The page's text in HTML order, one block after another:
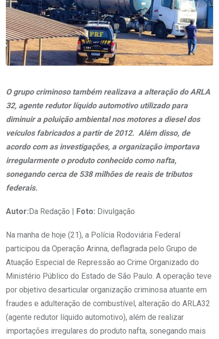
O grupo criminoso também realizava a alteração do ARLA
32, agente redutor líquido automotivo utilizado para
diminuir a poluição ambiental nos motores a diesel dos
veículos fabricados a partir de 2012. Além disso, de
acordo com as investigações, a organização importava
irregularmente o produto conhecido como nafta,
sonegando cerca de 538 milhões de reais de tributos
federais.
Autor:Da Redação | Foto: Divulgação
Na manha de hoje (21), a Polícia Rodoviária Federal
participou da Operação Arinna, deflagrada pelo Grupo de
Atuação Especial de Repressão ao Crime Organizado do
Ministério Público do Estado de São Paulo. A operação teve
por objetivo desarticular organização criminosa atuante em
fraudes e adulteração de combustível, alteração do ARLA32
(agente redutor líquido automotivo), além de realizar
importações irregulares do produto nafta, sonegando mais